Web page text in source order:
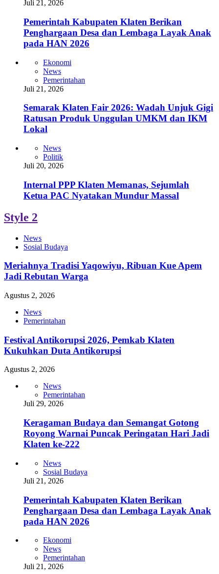
Juli 21, 2026
Pemerintah Kabupaten Klaten Berikan
Penghargaan Desa dan Lembaga Layak Anak
pada HAN 2026
Ekonomi
News
Pemerintahan
Juli 21, 2026
Semarak Klaten Fair 2026: Wadah Unjuk Gigi
Ratusan Produk Unggulan UMKM dan IKM
Lokal
News
Politik
Juli 20, 2026
Internal PPP Klaten Memanas, Sejumlah
Ketua PAC Nyatakan Mundur Massal
Style 2
News
Sosial Budaya
Meriahnya Tradisi Yaqowiyu, Ribuan Kue Apem
Jadi Rebutan Warga
Agustus 2, 2026
News
Pemerintahan
Festival Antikorupsi 2026, Pemkab Klaten
Kukuhkan Duta Antikorupsi
Agustus 2, 2026
News
Pemerintahan
Juli 29, 2026
Keragaman Budaya dan Semangat Gotong
Royong Warnai Puncak Peringatan Hari Jadi
Klaten ke-222
News
Sosial Budaya
Juli 21, 2026
Pemerintah Kabupaten Klaten Berikan
Penghargaan Desa dan Lembaga Layak Anak
pada HAN 2026
Ekonomi
News
Pemerintahan
Juli 21, 2026